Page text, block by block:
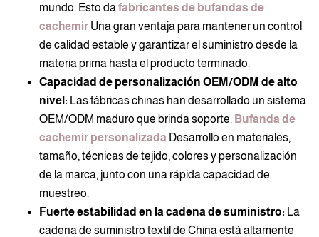
mundo. Esto dafabricantes de bufandas de
cachemir Una gran ventaja para mantener un control
de calidad estable y garantizar el suministro desde la
materia prima hasta el producto terminado.
Capacidad de personalización OEM/ODM de alto
nivel: Las fábricas chinas han desarrollado un sistema
OEM/ODM maduro que brinda soporte. Bufanda de
cachemir personalizada Desarrollo en materiales,
tamaño, técnicas de tejido, colores y personalización
de la marca, junto con una rápida capacidad de
muestreo.
Fuerte estabilidad en la cadena de suministro: La
cadena de suministro textil de China está altamente